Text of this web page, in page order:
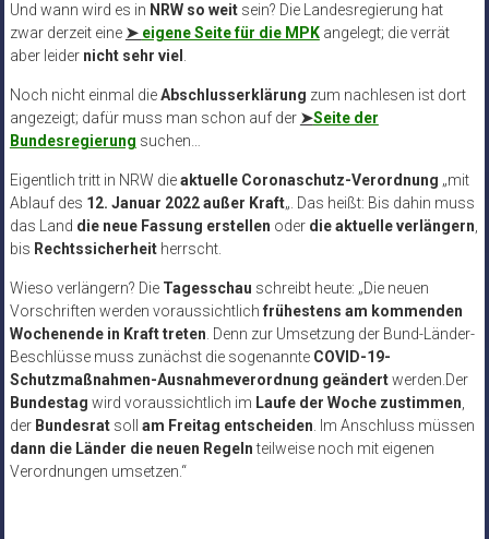
Und wann wird es in NRW so weitsein? Die Landesregierung hat
zwar derzeit eine ➤ eigene Seite für die MPKangelegt; die verrät
aber leider nicht sehr viel
Noch nicht einmal dieAbschlusserklärung zum nachlesen ist dort
angezeigt; dafür muss man schon auf der ➤Seite der
Bundesregierung suchen…
Eigentlich tritt in NRW dieaktuelle Coronaschutz-Verordnung „mit
Ablauf des 12. Januar 2022 außer Kraft„. Das heißt: Bis dahin muss
das Land die neue Fassung erstellen oder die aktuelle verlängern
bis Rechtssicherheit herrscht.
Wieso verlängern? Die Tagesschau schreibt heute: „Die neuen
Vorschriften werden voraussichtlich frühestens am kommenden
Wochenende in Kraft treten . Denn zur Umsetzung der Bund-Länder-
Beschlüsse muss zunächst die sogenannte COVID-19-
Schutzmaßnahmen-Ausnahmeverordnung geändertwerden.Der
Bundestag wird voraussichtlich im Laufe der Woche zustimmen
der Bundesratsoll am Freitag entscheiden . Im Anschluss müssen
dann die Länder die neuen Regelnteilweise noch mit eigenen
Verordnungen umsetzen.“